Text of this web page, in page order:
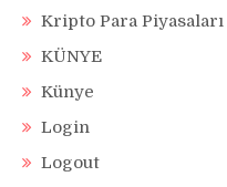
Kripto Para Piyasaları
KÜNYE
Künye
Login
Logout